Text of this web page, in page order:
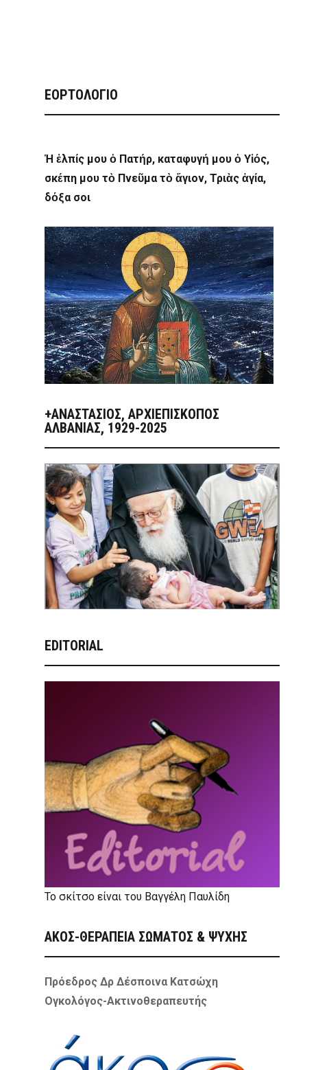
ΕΟΡΤΟΛΟΓΙΟ
Ἡ ἐλπίς μου ὁ Πατήρ, καταφυγή μου ὁ Υἱός,
σκέπη μου τὸ Πνεῦμα τὸ ἅγιον, Τριὰς ἁγία,
δόξα σοι
+ΑΝΑΣΤΆΣΙΟΣ, ΑΡΧΙΕΠΊΣΚΟΠΟΣ
ΑΛΒΑΝΊΑΣ, 1929-2025
EDITORIAL
Το σκίτσο είναι του Βαγγέλη Παυλίδη
ΑΚΟΣ-ΘΕΡΑΠΕΙΑ ΣΩΜΑΤΟΣ & ΨΥΧΗΣ
Πρόεδρος Δρ Δέσποινα Κατσώχη
Ογκολόγος-Ακτινοθεραπευτής